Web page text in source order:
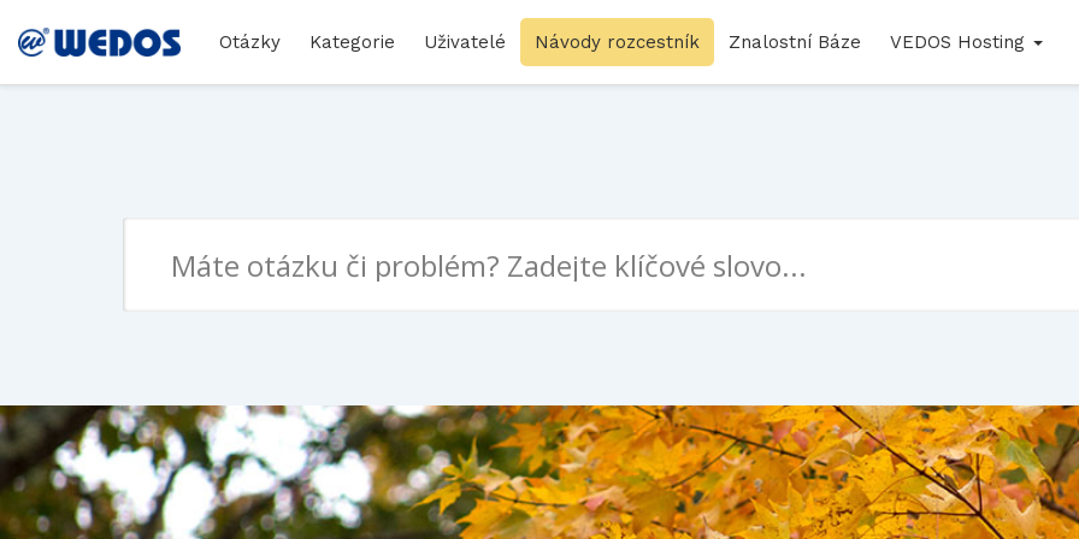
Otázky Kategorie Uživatelé Návody rozcestník Znalostní Báze VEDOS Hosting